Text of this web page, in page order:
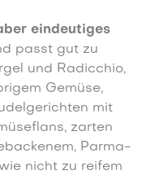
eindeutiges
passt gut zu
und Radicchio,
Gemüse,
mit
zarten
Parma-
nicht zu reifem